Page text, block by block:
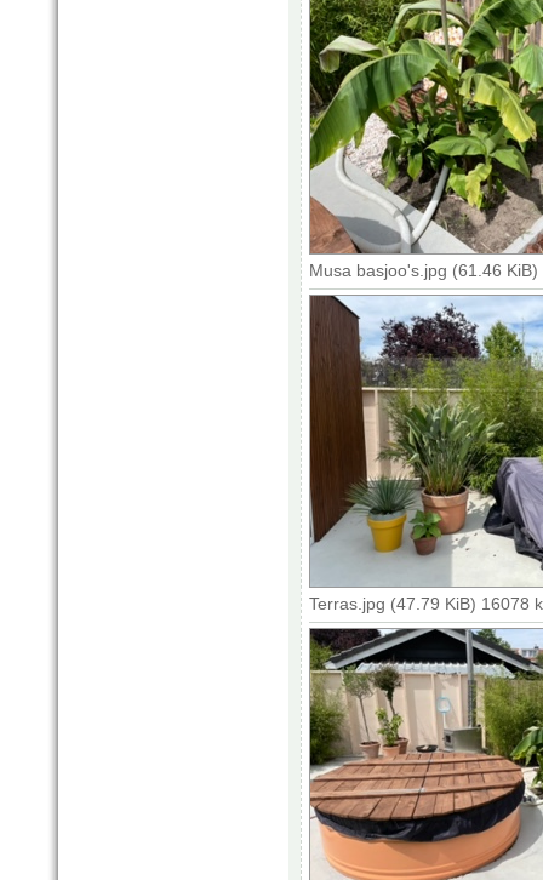
Musa basjoo's.jpg (61.46
Terras.jpg (47.79 KiB) 16078